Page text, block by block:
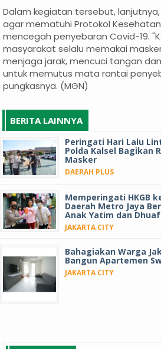
Dalam kegiatan tersebut,
agar mematuhi Protokol
mencegah penyebaran Covid-19.
masyarakat selalu memakai
menjaga jarak, mencuci tangan
untuk memutus mata rantai
pungkasnya. (MGN)
BERITA LAINNYA
Peringati Hari Lalu
Polda Kalsel Bagikan
Masker
DAERAH PLUS
Memperingati HKGB
Daerah Metro Jaya
Anak Yatim dan
JAKARTA CITY
Bahagiakan Warga
Bangun Apartemen
JAKARTA CITY